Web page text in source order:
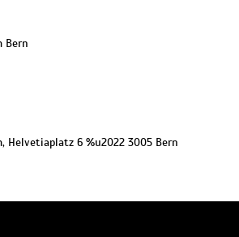
Bern
Helvetiaplatz 6 %u2022 3005 Bern